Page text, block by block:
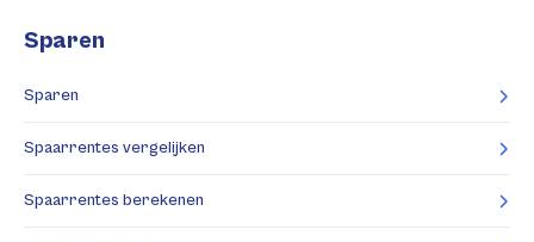
Sparen
Sparen
Spaarrentes vergelijken
Spaarrentes berekenen